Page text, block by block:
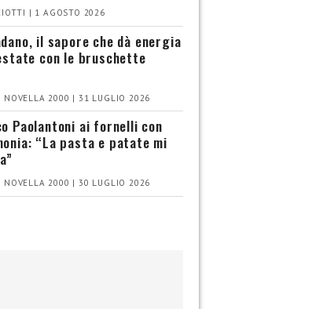
| 1 AGOSTO 2026
il sapore che dà energia
con le bruschette
NOVELLA 2000 | 31 LUGLIO 2026
Paolantoni ai fornelli con
“La pasta e patate mi
NOVELLA 2000 | 30 LUGLIO 2026